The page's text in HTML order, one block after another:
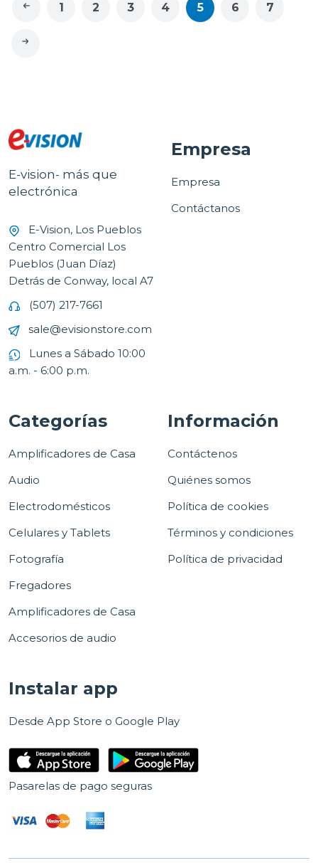
1 2 3 4 5 6 7
E-vision- más que
electrónica
E-Vision, Los Pueblos
Centro Comercial Los
Pueblos (Juan Díaz)
Detrás de Conway, local A7
(507) 217-7661
sale@evisionstore.com
Lunes a Sábado 10:00
a.m. - 6:00 p.m.
Empresa
Empresa
Contáctanos
Categorías
Amplificadores de Casa
Audio
Electrodomésticos
Celulares y Tablets
Fotografía
Fregadores
Amplificadores de Casa
Accesorios de audio
Información
Contáctenos
Quiénes somos
Política de cookies
Términos y condiciones
Política de privacidad
Instalar app
Desde App Store o Google Play
Pasarelas de pago seguras